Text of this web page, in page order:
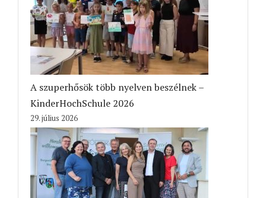
A szuperhősök több nyelven beszélnek –
KinderHochSchule 2026
29. július 2026